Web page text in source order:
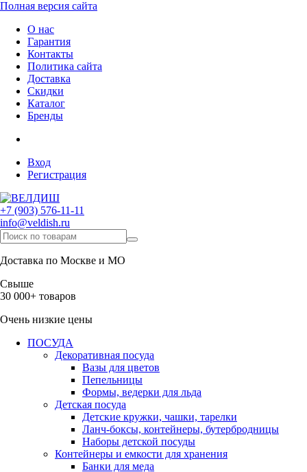
Полная версия сайта
О нас
Гарантия
Контакты
Политика сайта
Доставка
Скидки
Каталог
Бренды
Вход
Регистрация
+7 (903) 576-11-11
info@veldish.ru
Доставка по Москве и МО
Свыше
30 000+ товаров
Очень низкие цены
ПОСУДА
Декоративная посуда
Вазы для цветов
Пепельницы
Формы, ведерки для льда
Детская посуда
Детские кружки, чашки, тарелки
Ланч-боксы, контейнеры, бутербродницы
Наборы детской посуды
Контейнеры и емкости для хранения
Банки для меда